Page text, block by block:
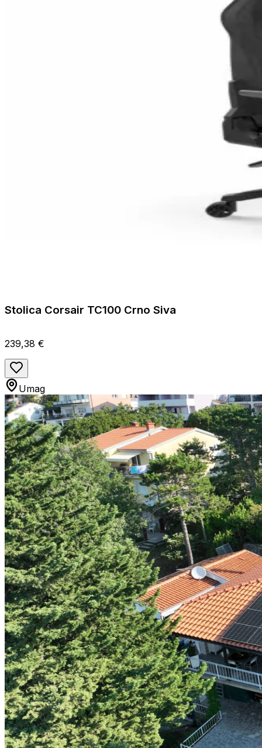
Stolica Corsair TC100 Crno Siva
239,38 €
Umag